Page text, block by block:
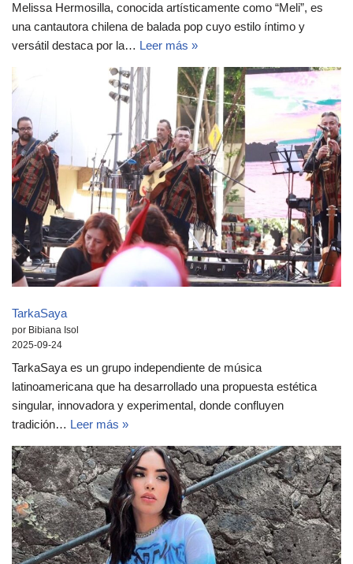
Melissa Hermosilla, conocida artísticamente como “Meli”, es
una cantautora chilena de balada pop cuyo estilo íntimo y
versátil destaca por la… Leer más »
TarkaSaya
por Bibiana Isol
2025-09-24
TarkaSaya es un grupo independiente de música
latinoamericana que ha desarrollado una propuesta estética
singular, innovadora y experimental, donde confluyen
tradición… Leer más »